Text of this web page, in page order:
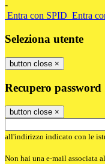
-
Entra con SPID Entra
Seleziona utente
button close ×
Recupero password
button close ×
all'indirizzo indicato con le
Non hai una e-mail associata